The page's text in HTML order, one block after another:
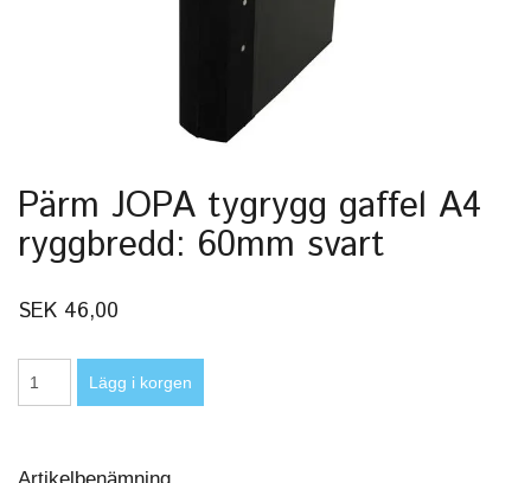
Pärm JOPA tygrygg gaffel A4
ryggbredd: 60mm svart
SEK 46,00